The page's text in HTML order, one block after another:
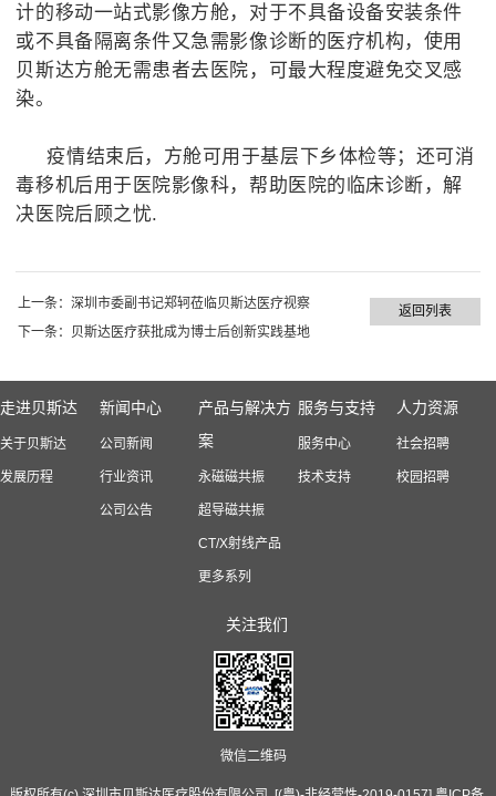
计的移动一站式影像方舱，对于不具备设备安装条件
或不具备隔离条件又急需影像诊断的医疗机构，使用
贝斯达方舱无需患者去医院，可最大程度避免交叉感
染。
疫情结束后，方舱可用于基层下乡体检等；还可消
毒移机后用于医院影像科，帮助医院的临床诊断，解
决医院后顾之忧.
上一条：深圳市委副书记郑轲莅临贝斯达医疗视察
下一条：
贝斯达医疗获批成为博士后创新实践基地
返回列表
走进贝斯达
关于贝斯达
发展历程
新闻中心
公司新闻
行业资讯
公司公告
产品与解决方
案
永磁磁共振
超导磁共振
CT/X射线产品
更多系列
服务与支持
服务中心
技术支持
人力资源
社会招聘
校园招聘
关注我们
微信二维码